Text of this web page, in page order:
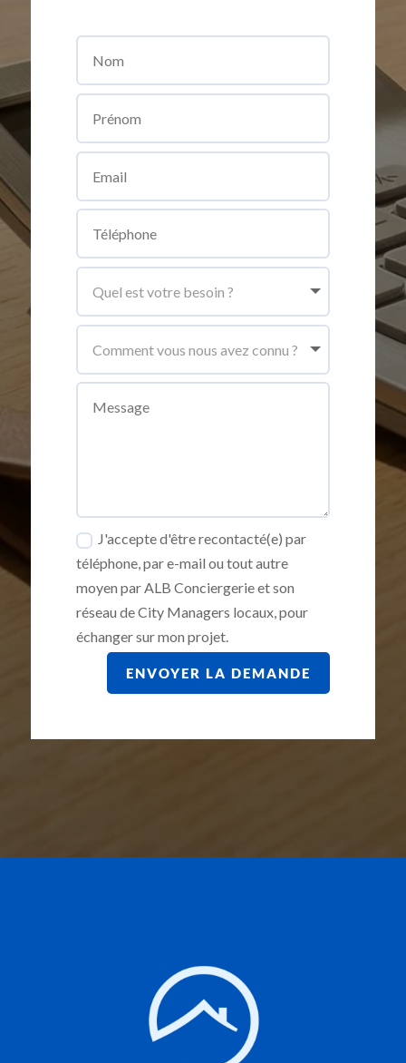
J'accepte d'être recontacté(e) par
téléphone, par e-mail ou tout autre
moyen par ALB Conciergerie et son
réseau de City Managers locaux, pour
échanger sur mon projet.
ENVOYER LA DEMANDE